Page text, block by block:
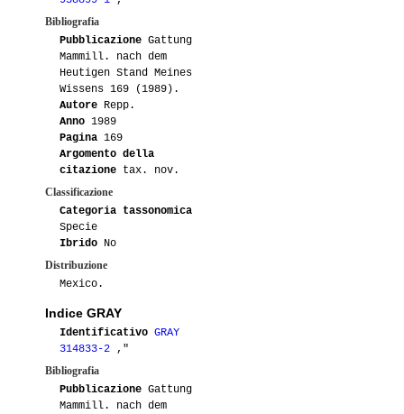
Bibliografia
Pubblicazione Gattung
Mammill. nach dem
Heutigen Stand Meines
Wissens 169 (1989).
Autore Repp.
Anno 1989
Pagina 169
Argomento della
citazione tax. nov.
Classificazione
Categoria tassonomica
Specie
Ibrido No
Distribuzione
Mexico.
Indice GRAY
Identificativo GRAY
314833-2 ,"
Bibliografia
Pubblicazione Gattung
Mammill. nach dem